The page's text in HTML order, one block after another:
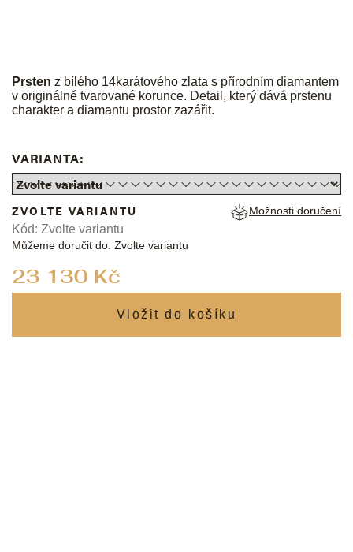
Prsten z bílého 14karátového zlata s přírodním diamantem
v originálně tvarované korunce. Detail, který dává prstenu
charakter a diamantu prostor zazářit.
VARIANTA:
23 130 Kč
ZVOLTE VARIANTU
Můžeme doručit do: Zvolte variantu
Možnosti doručení
Kód: Zvolte variantu